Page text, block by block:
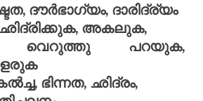
ദൗര്‍ഭാഗ്യം, ദാരിദ്ര്യം
അകലുക,
വെറുത്തു പറയുക,
ഭിന്നത, ഛിദ്രം,